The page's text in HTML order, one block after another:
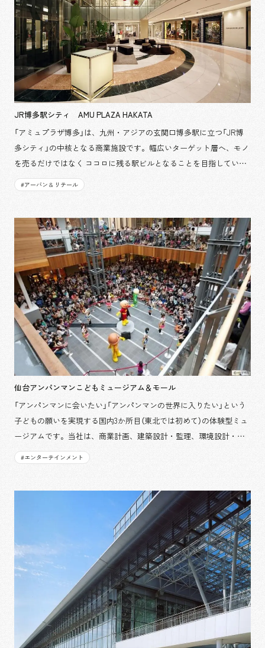
JR博多駅シティ AMU PLAZA HAKATA
「アミュプラザ博多」は、九州・アジアの玄関口博多駅に立つ「JR博
多シティ」の中核となる商業施設です。幅広いターゲット層へ、モノ
を売るだけではなく ココロに残る駅ビルとなることを目指していま
す。物販フロアは隣接する商業施設との有機的な横の動線に、上下
階を結ぶ機能的な縦の動線を組み合わせ、買い 回りのしやすい店舗
や、個性溢れるカジュアル感などフロアの性格に応じて変化をつけ
ていま す。さらに、各フロアのコンセプトに柔軟に対応しながら
も、館全体の統一感とグレード感を確保しました。 担当箇所：デザ
イン・設計
#アーバン & リテール
仙台アンパンマンこどもミュージアム＆モール
「アンパンマンに会いたい」「アンパンマンの世界に入りたい」という
子どもの願いを実現する国内3か所目（東北では初めて）の体験型ミュ
ージアムです。当社は、商業計画、建築設計・監理、環境設計・施
工、テナント工事、内装監理などの主要な業務を担当し、夢の空間
#エンターテインメント